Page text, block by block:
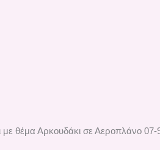
με θέμα Αρκουδάκι σε Αεροπλάνο 07-